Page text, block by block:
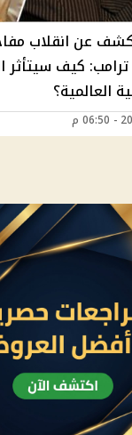
عن انقلاب
كيف
العالمية؟